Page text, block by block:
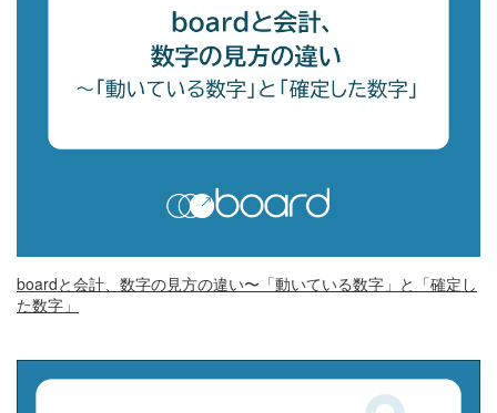
boardと会計、数字の見方の違い〜「動いている数字」と「確定し
た数字」